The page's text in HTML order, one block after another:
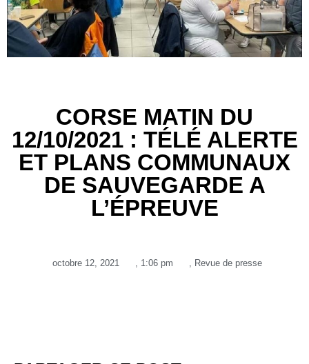
CORSE MATIN DU
12/10/2021 : TÉLÉ ALERTE
ET PLANS COMMUNAUX
DE SAUVEGARDE A
L’ÉPREUVE
octobre 12, 2021 1:06 pm Revue de presse